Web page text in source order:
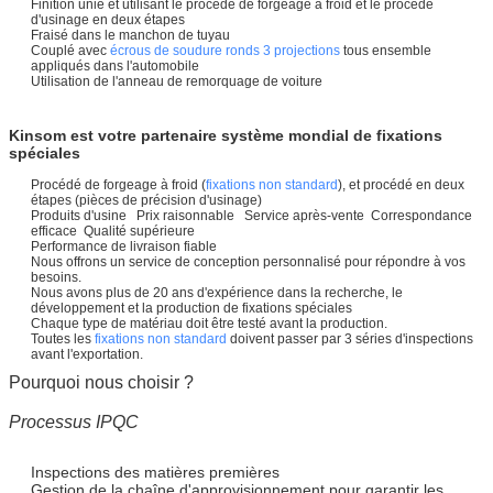
Finition unie et utilisant le procédé de forgeage à froid et le procédé
d'usinage en deux étapes
Fraisé dans le manchon de tuyau
Couplé avec écrous de soudure ronds 3 projections tous ensemble
appliqués dans l'automobile
Utilisation de l'anneau de remorquage de voiture
Kinsom est votre partenaire système mondial de fixations
spéciales
Procédé de forgeage à froid (fixations non standard), et procédé en deux
étapes (pièces de précision d'usinage)
Produits d'usine Prix raisonnable Service après-vente Correspondance
efficace Qualité supérieure
Performance de livraison fiable
Nous offrons un service de conception personnalisé pour répondre à vos
besoins.
Nous avons plus de 20 ans d'expérience dans la recherche, le
développement et la production de fixations spéciales
Chaque type de matériau doit être testé avant la production.
Toutes les fixations non standard doivent passer par 3 séries d'inspections
avant l'exportation.
Pourquoi nous choisir ?
Processus IPQC
Inspections des matières premières